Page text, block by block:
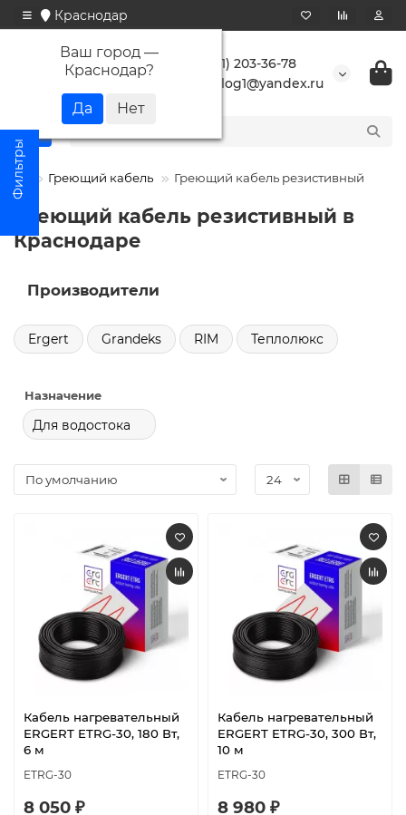
Краснодар
Ваш город —
Краснодар?
+7 (861) 203-36-78
buranlog1@yandex.ru
Греющий кабель Греющий кабель резистивный
Греющий кабель резистивный в
Краснодаре
Производители
Ergert Grandeks RIM Теплолюкс
Назначение
Для водостока
Кабель нагревательный
ERGERT ETRG-30, 180 Вт,
6 м
ETRG-30
8 050 ₽
Кабель нагревательный
ERGERT ETRG-30, 300 Вт,
10 м
ETRG-30
8 980 ₽